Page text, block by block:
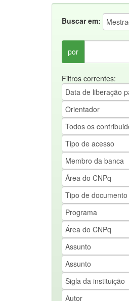
Buscar em:
por
Filtros correntes: